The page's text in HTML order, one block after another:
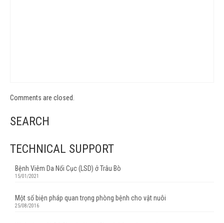
Comments are closed.
SEARCH
TECHNICAL SUPPORT
Bệnh Viêm Da Nổi Cục (LSD) ở Trâu Bò
15/01/2021
Một số biện pháp quan trọng phòng bệnh cho vật nuôi
25/08/2016